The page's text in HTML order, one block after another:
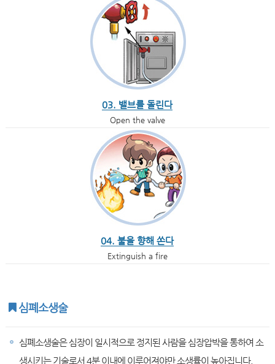
03. 밸브를 돌린다
Open the valve
04. 불을 향해 쏜다
Extinguish a fire
심폐소생술
심폐소생술은 심장이 일시적으로 정지된 사람을 심장압박을 통하여 소
생시키는 기술로서 4분 이내에 이루어져야만 소생률이 높아집니다.